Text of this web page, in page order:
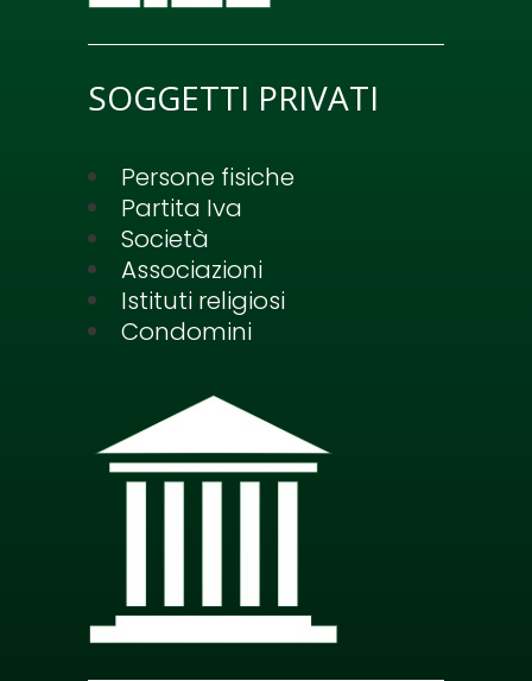
SOGGETTI PRIVATI
Persone fisiche
Partita Iva
Società
Associazioni
Istituti religiosi
Condomini